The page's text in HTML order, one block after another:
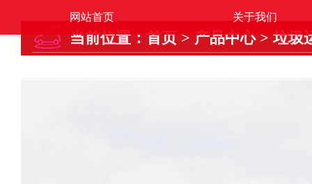
网站首页 关于我们
当前位置： 首页 > 产品中心>垃圾